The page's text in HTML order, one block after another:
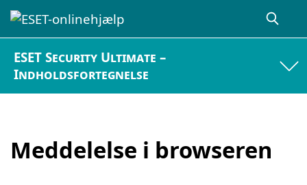
ESET Security Ultimate –
Indholdsfortegnelse
Meddelelse i browseren